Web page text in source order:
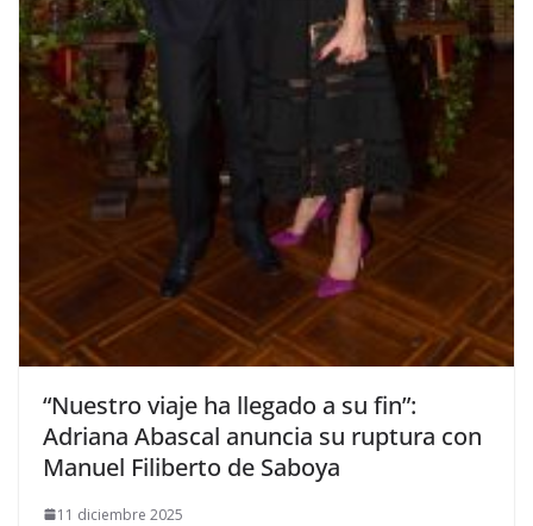
​“Nuestro viaje ha llegado a su fin”:
Adriana Abascal anuncia su ruptura con
Manuel Filiberto de Saboya
11 diciembre 2025